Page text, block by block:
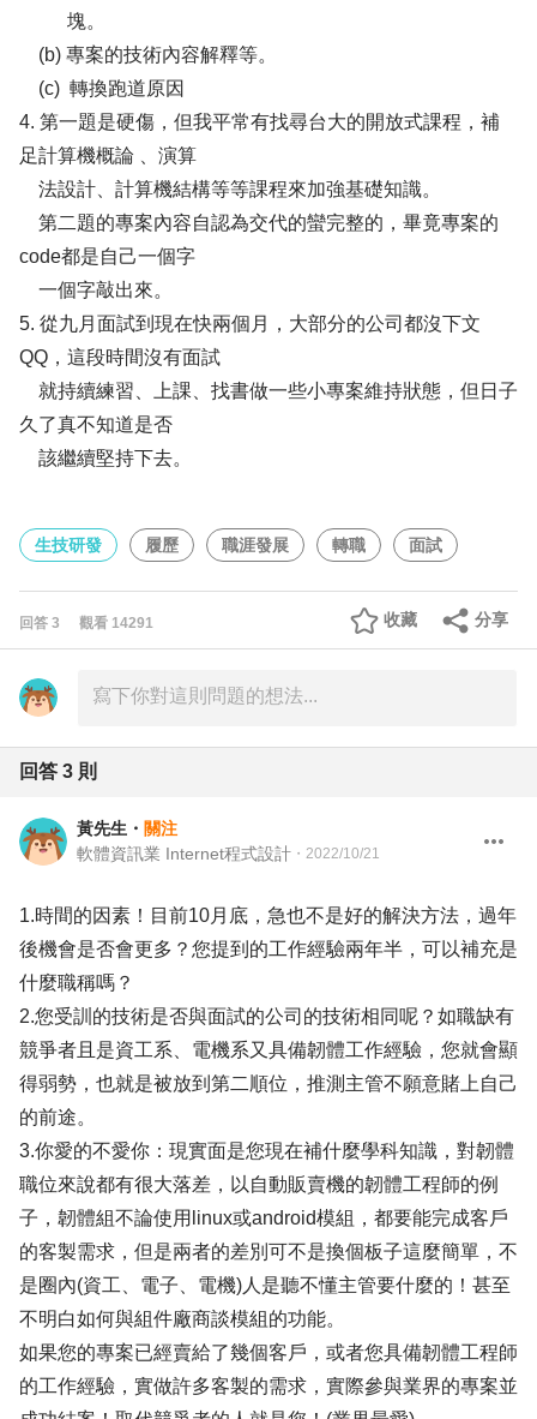
塊。
(b) 專案的技術內容解釋等。
(c) 轉換跑道原因
4. 第一題是硬傷，但我平常有找尋台大的開放式課程，補
足計算機概論 、演算
法設計、計算機結構等等課程來加強基礎知識。
第二題的專案內容自認為交代的蠻完整的，畢竟專案的
code都是自己一個字
一個字敲出來。
5. 從九月面試到現在快兩個月，大部分的公司都沒下文
QQ，這段時間沒有面試
就持續練習、上課、找書做一些小專案維持狀態，但日子
久了真不知道是否
該繼續堅持下去。
生技研發 履歷 職涯發展 轉職 面試
回答 3 觀看 14291 分享
收藏
回答 3 則
黃先生 ・ 關注
軟體資訊業 Internet程式設計 ・ 2022/10/21
1.時間的因素！目前10月底，急也不是好的解決方法，過年
後機會是否會更多？您提到的工作經驗兩年半，可以補充是
什麼職稱嗎？
2.您受訓的技術是否與面試的公司的技術相同呢？如職缺有
競爭者且是資工系、電機系又具備韌體工作經驗，您就會顯
得弱勢，也就是被放到第二順位，推測主管不願意賭上自己
的前途。
3.你愛的不愛你：現實面是您現在補什麼學科知識，對韌體
職位來說都有很大落差，以自動販賣機的韌體工程師的例
子，韌體組不論使用linux或android模組，都要能完成客戶
的客製需求，但是兩者的差別可不是換個板子這麼簡單，不
是圈內(資工、電子、電機)人是聽不懂主管要什麼的！甚至
不明白如何與組件廠商談模組的功能。
如果您的專案已經賣給了幾個客戶，或者您具備韌體工程師
的工作經驗，實做許多客製的需求，實際參與業界的專案並